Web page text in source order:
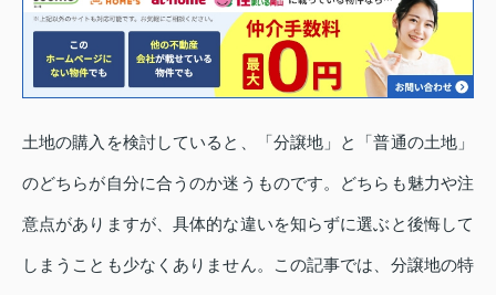
土地の購入を検討していると、「分譲地」と「普通の土地」
のどちらが自分に合うのか迷うものです。どちらも魅力や注
意点がありますが、具体的な違いを知らずに選ぶと後悔して
しまうことも少なくありません。この記事では、分譲地の特